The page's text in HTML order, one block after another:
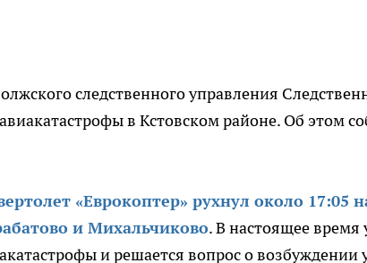
следственного управления
в Кстовском районе. Об этом
«Еврокоптер» рухнул около 17:05
и Михальчиково. В настоящее время
и решается вопрос о возбуждении